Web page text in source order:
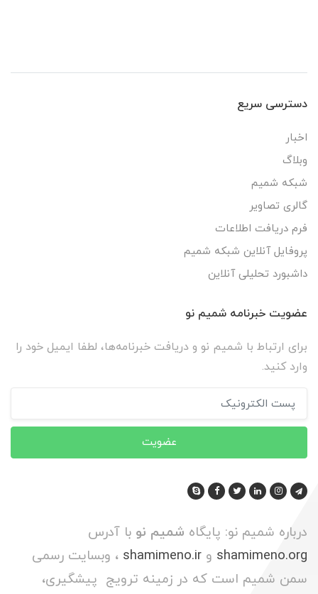
دسترسی سریع
اخبار
وبلاگ
شبکه شمیم
گالری تصاویر
فرم دریافت اطلاعات
پروفایل آنلاین شبکه شمیم
داشبورد تحلیلی آنلاین
عضویت خبرنامه شمیم نو
برای ارتباط با شمیم نو و دریافت خبرنامه‌ها، لطفا ایمیل خود را
وارد کنید.
عضویت
درباره شمیم نو: پایگاه شمیم نو با آدرس
shamimeno.org و shamimeno.ir ، وبسایت رسمی
سمن شمیم است که در زمینه ترویج پیشگیری،